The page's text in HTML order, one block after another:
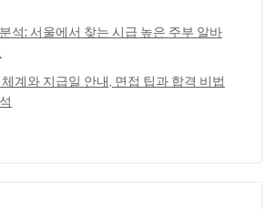
석: 서울에서 찾는 시급 높은 주부 알바
계와 지급일 안내, 면접 팁과 합격 비법